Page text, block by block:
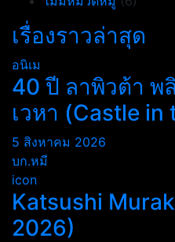
เรื่องราวล่าสุด
อนิเม
40 ปี ลาพิวต้า พ
เวหา (Castle in
5 สิงหาคม 2026
บก.หมี
icon
Katsushi
2026)